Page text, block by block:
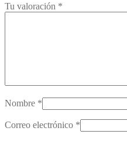
Tu valoración *
Nombre *
Correo electrónico *